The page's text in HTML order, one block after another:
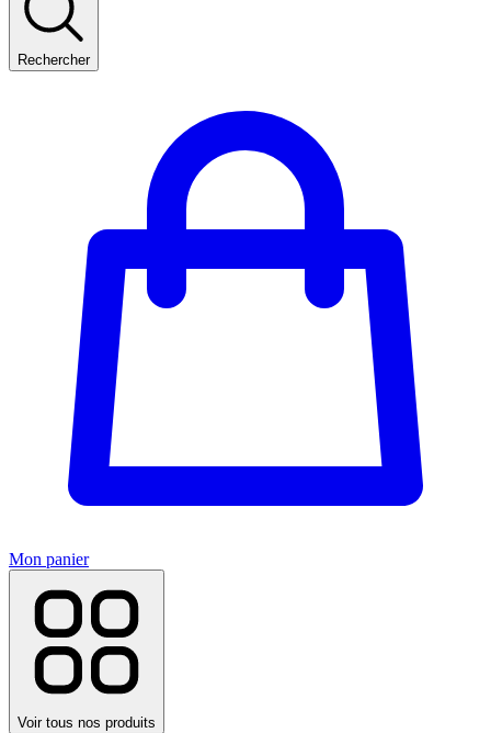
Rechercher
Mon panier
Voir tous nos produits